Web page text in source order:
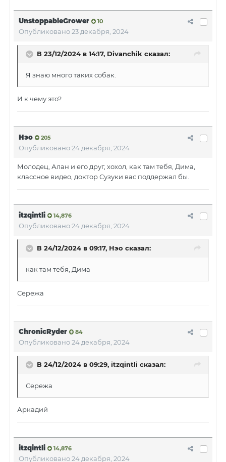
UnstoppableGrower 10
Опубликовано23 декабря, 2024
В 23/12/2024 в 14:17, Divanchik сказал:
Я знаю много таких собак.
И к чему это?
Нэо 205
Опубликовано24 декабря, 2024
Молодец, Алан и его друг, хохол, как там тебя, Дима,
классное видео, доктор Сузуки вас поддержал бы.
itzqintli 14,876
Опубликовано24 декабря, 2024
В 24/12/2024 в 09:17, Нэо сказал:
как там тебя, Дима
Сережа
ChronicRyder 84
Опубликовано24 декабря, 2024
В 24/12/2024 в 09:29, itzqintli сказал:
Сережа
Аркадий
itzqintli 14,876
Опубликовано24 декабря, 2024